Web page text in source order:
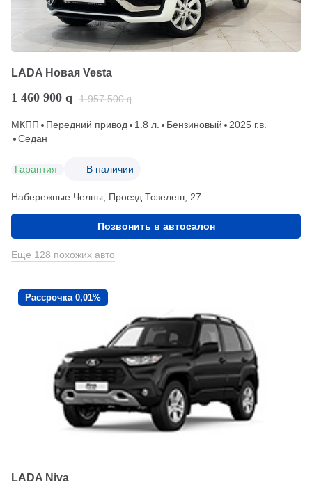
LADA Новая Vesta
1 460 900 q 1 957 500 q
МКПП Передний привод 1.8 л. Бензиновый
2025 г.в.
Седан
Гарантия В наличии
Набережные Челны, Проезд ​Тозелеш, 27
Позвонить в автосалон
Еще 128 похожих авто
Рассрочка 0,01%
LADA Niva